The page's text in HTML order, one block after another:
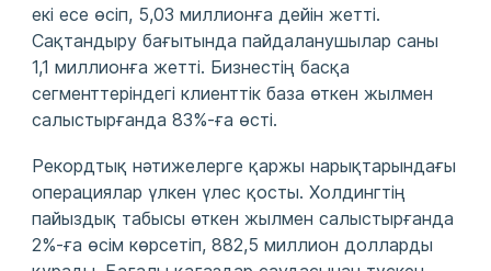
екі есе өсіп, 5,03 миллионға дейін жетті.
Сақтандыру бағытында пайдаланушылар саны
1,1 миллионға жетті. Бизнестің басқа
сегменттеріндегі клиенттік база өткен жылмен
салыстырғанда 83%-ға өсті.
Рекордтық нәтижелерге қаржы нарықтарындағы
операциялар үлкен үлес қосты. Холдингтің
пайыздық табысы өткен жылмен салыстырғанда
2%-ға өсім көрсетіп, 882,5 миллион долларды